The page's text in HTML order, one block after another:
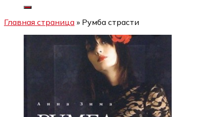
Главная страница » Румба страсти